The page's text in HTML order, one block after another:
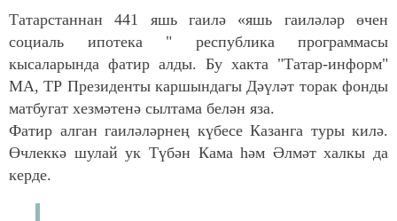
Татарстаннан 441 яшь гаилә «яшь гаиләләр өчен
социаль ипотека " республика программасы
кысаларында фатир алды. Бу хакта "Татар-информ"
МА, ТР Президенты каршындагы Дәүләт торак фонды
матбугат хезмәтенә сылтама белән яза.
Фатир алган гаиләләрнең күбесе Казанга туры килә.
Өчлеккә шулай ук Түбән Кама һәм Әлмәт халкы да
керде.